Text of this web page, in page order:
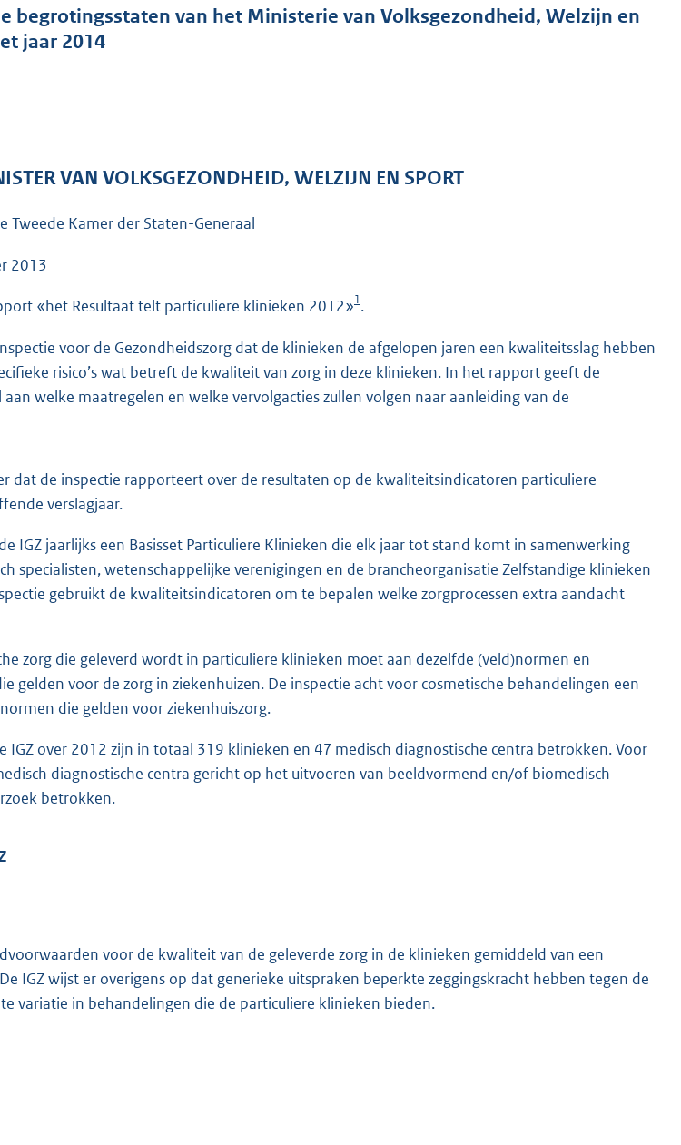
a
o
o
t
4
K
begrotingsstaten van het Ministerie van Volksgezondheid, Welzijn en
jaar 2014
VAN VOLKSGEZONDHEID, WELZIJN EN SPORT
Tweede Kamer der Staten-Generaal
2013
«het Resultaat telt particuliere klinieken 2012»1.
voor de Gezondheidszorg dat de klinieken de afgelopen jaren een kwaliteitsslag hebben
risico’s wat betreft de kwaliteit van zorg in deze klinieken. In het rapport geeft de
welke maatregelen en welke vervolgacties zullen volgen naar aanleiding van de
dat de inspectie rapporteert over de resultaten op de kwaliteitsindicatoren particuliere
verslagjaar.
IGZ jaarlijks een Basisset Particuliere Klinieken die elk jaar tot stand komt in samenwerking
specialisten, wetenschappelijke verenigingen en de brancheorganisatie Zelfstandige klinieken
gebruikt de kwaliteitsindicatoren om te bepalen welke zorgprocessen extra aandacht
zorg die geleverd wordt in particuliere klinieken moet aan dezelfde (veld)normen en
gelden voor de zorg in ziekenhuizen. De inspectie acht voor cosmetische behandelingen een
die gelden voor ziekenhuiszorg.
IGZ over 2012 zijn in totaal 319 klinieken en 47 medisch diagnostische centra betrokken. Voor
diagnostische centra gericht op het uitvoeren van beeldvormend en/of biomedisch
betrokken.
voor de kwaliteit van de geleverde zorg in de klinieken gemiddeld van een
IGZ wijst er overigens op dat generieke uitspraken beperkte zeggingskracht hebben tegen de
variatie in behandelingen die de particuliere klinieken bieden.